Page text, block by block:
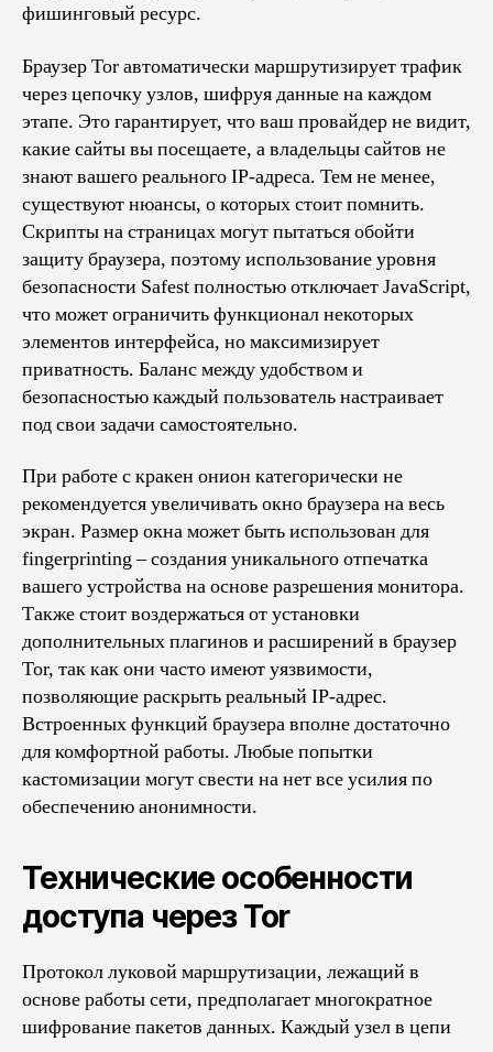
фишинговый ресурс.
Браузер Tor автоматически маршрутизирует трафик
через цепочку узлов, шифруя данные на каждом
этапе. Это гарантирует, что ваш провайдер не видит,
какие сайты вы посещаете, а владельцы сайтов не
знают вашего реального IP-адреса. Тем не менее,
существуют нюансы, о которых стоит помнить.
Скрипты на страницах могут пытаться обойти
защиту браузера, поэтому использование уровня
безопасности Safest полностью отключает JavaScript,
что может ограничить функционал некоторых
элементов интерфейса, но максимизирует
приватность. Баланс между удобством и
безопасностью каждый пользователь настраивает
под свои задачи самостоятельно.
При работе с кракен онион категорически не
рекомендуется увеличивать окно браузера на весь
экран. Размер окна может быть использован для
fingerprinting – создания уникального отпечатка
вашего устройства на основе разрешения монитора.
Также стоит воздержаться от установки
дополнительных плагинов и расширений в браузер
Tor, так как они часто имеют уязвимости,
позволяющие раскрыть реальный IP-адрес.
Встроенных функций браузера вполне достаточно
для комфортной работы. Любые попытки
кастомизации могут свести на нет все усилия по
обеспечению анонимности.
Технические особенности
доступа через Tor
Протокол луковой маршрутизации, лежащий в
основе работы сети, предполагает многократное
шифрование пакетов данных. Каждый узел в цепи